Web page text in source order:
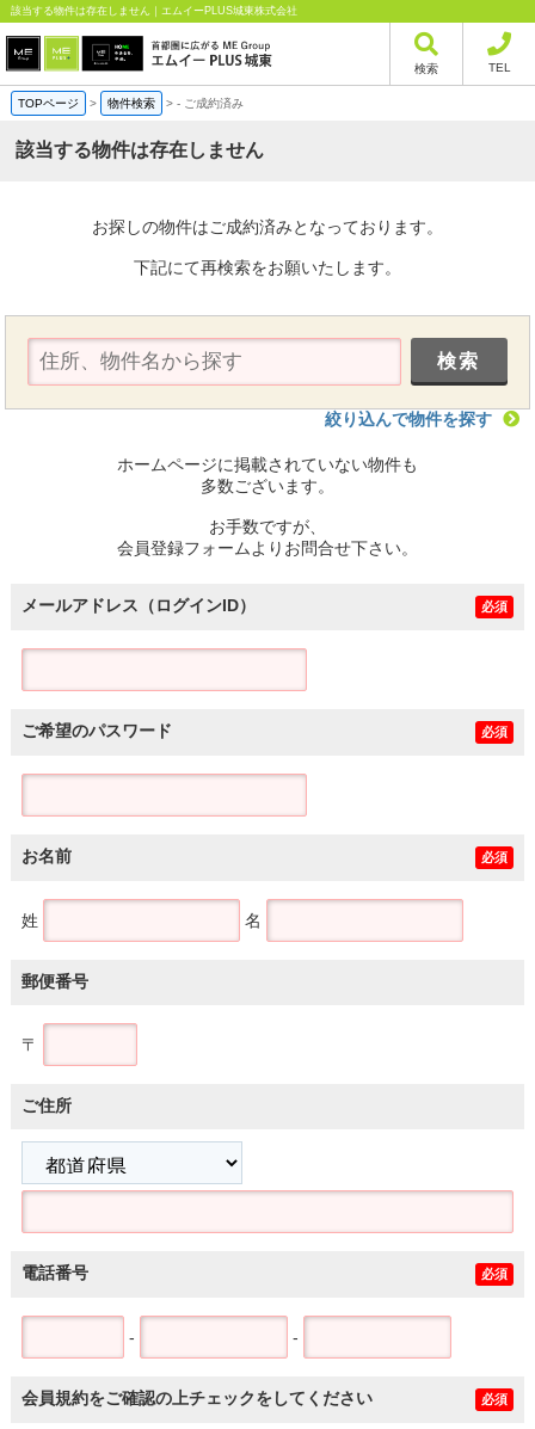
該当する物件は存在しません｜エムイーPLUS城東株式会社
検索 TEL
TOPページ > 物件検索 >- ご成約済み
該当する物件は存在しません
お探しの物件はご成約済みとなっております。
下記にて再検索をお願いたします。
絞り込んで物件を探す
ホームページに掲載されていない物件も
多数ございます。
お手数ですが、
会員登録フォームよりお問合せ下さい。
メールアドレス（ログインID） 必須
ご希望のパスワード 必須
お名前 必須
姓 名
郵便番号
〒
ご住所
電話番号 必須
- -
会員規約をご確認の上チェックをしてください 必須